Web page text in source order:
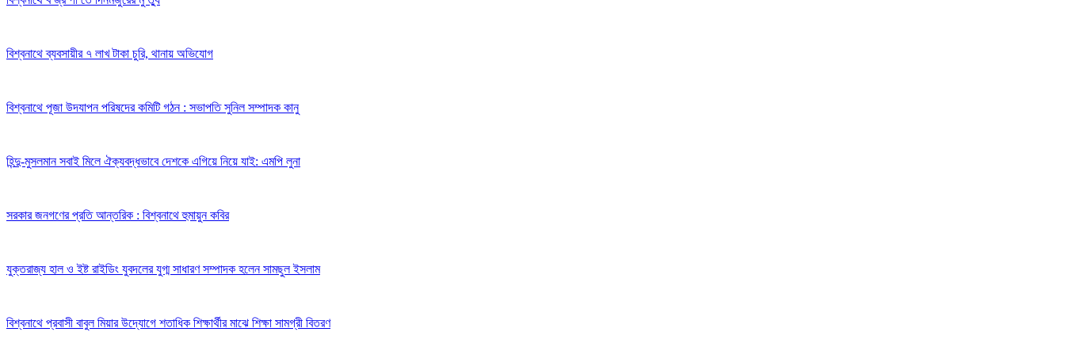
বিশ্বনাথে ব্যবসায়ীর ৭ লাখ টাকা চুরি, থানায় অভিযোগ
বিশ্বনাথে পূজা উদযাপন পরিষদের কমিটি গঠন : সভাপতি সুনিল সম্পাদক কানু
হিন্দু-মুসলমান সবাই মিলে ঐক্যবদ্ধভাবে দেশকে এগিয়ে নিয়ে যাই: এমপি লুনা
সরকার জনগণের প্রতি আন্তরিক : বিশ্বনাথে হুমায়ুন কবির
যুক্তরাজ্য হাল ও ইষ্ট রাইডিং যুবদলের যুগ্ম সাধারণ সম্পাদক হলেন সামছুল ইসলাম
বিশ্বনাথে প্রবাসী বাবুল মিয়ার উদ্যোগে শতাধিক শিক্ষার্থীর মাঝে শিক্ষা সামগ্রী বিতরণ